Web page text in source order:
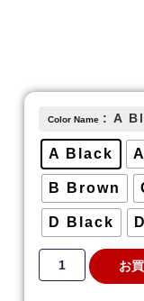
Color Name : A
A Black
B Brown
D Black
お